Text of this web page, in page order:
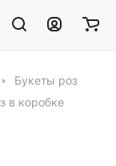
Букеты роз
в коробке